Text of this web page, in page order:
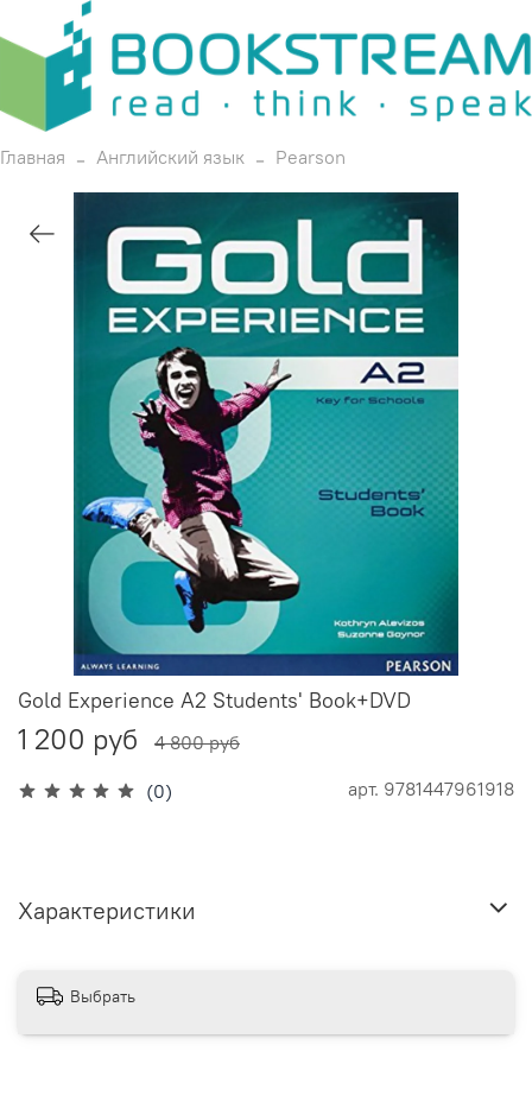
Главная Английский язык Pearson
(0) арт. 9781447961918
Gold Experience A2 Students' Book+DVD
1 200 руб 4 800 руб
Характеристики
Выбрать